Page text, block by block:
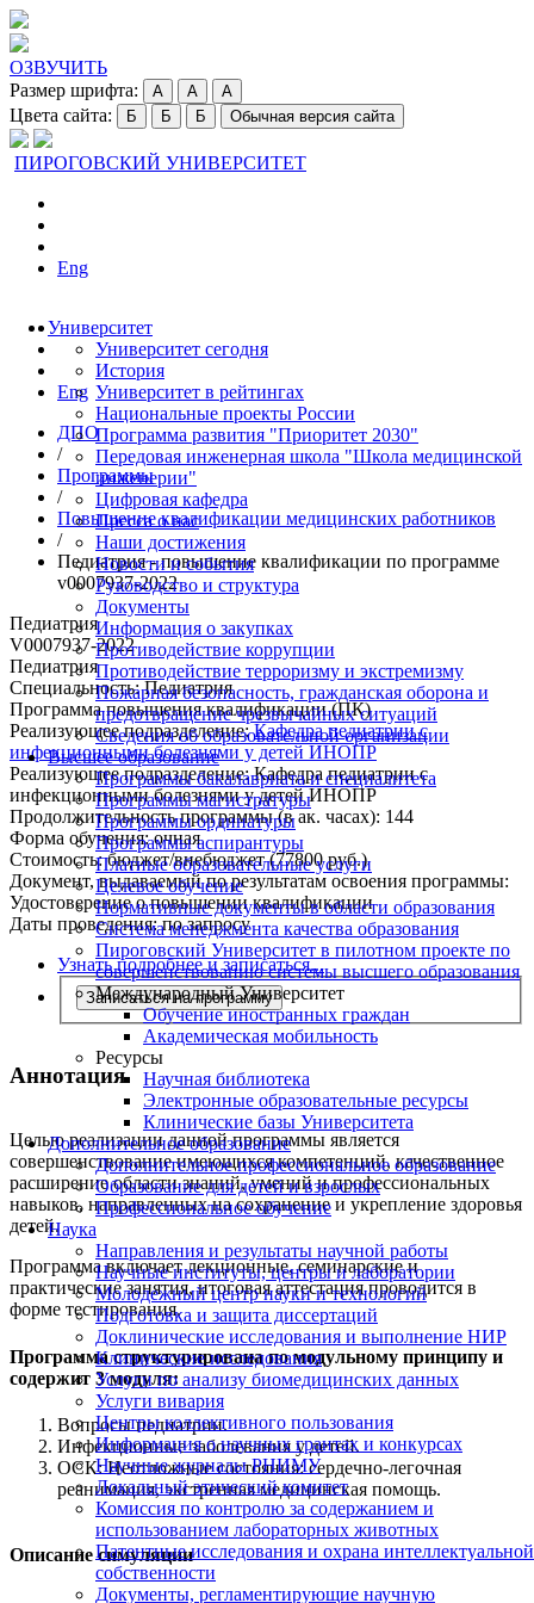
ОЗВУЧИТЬ
Размер шрифта:
A A A
Цвета сайта: Б Б Б Обычная версия сайта
ПИРОГОВСКИЙ УНИВЕРСИТЕТ
Eng
Университет
Университет сегодня
История
Университет в рейтингах
Национальные проекты России
Программа развития "Приоритет 2030"
Передовая инженерная школа "Школа медицинской
инженерии"
Цифровая кафедра
Пресса о нас
Наши достижения
Новости и события
Руководство и структура
Документы
Информация о закупках
Противодействие коррупции
Противодействие терроризму и экстремизму
Пожарная безопасность, гражданская оборона и
предотвращение чрезвычайных ситуаций
Сведения об образовательной организации
Высшее образование
Программы бакалавриата и специалитета
Программы магистратуры
Программы ординатуры
Программы аспирантуры
Платные образовательные услуги
Целевое обучение
Нормативные документы в области образования
Система менеджмента качества образования
Пироговский Университет в пилотном проекте по
совершенствованию системы высшего образования
Международный Университет
Обучение иностранных граждан
Академическая мобильность
Ресурсы
Научная библиотека
Электронные образовательные ресурсы
Клинические базы Университета
Дополнительное образование
Дополнительное профессиональное образование
Образование для детей и взрослых
Профессиональное обучение
Наука
Направления и результаты научной работы
Научные институты, центры и лаборатории
Молодежный центр науки и технологий
Подготовка и защита диссертаций
Доклинические исследования и выполнение НИР
Клинические исследования
Услуги по анализу биомедицинских данных
Услуги вивария
Центры коллективного пользования
Информация о научных грантах и конкурсах
Научные журналы РНИМУ
Локальный этический комитет
Комиссия по контролю за содержанием и
использованием лабораторных животных
Патентные исследования и охрана интеллектуальной
собственности
Документы, регламентирующие научную
Eng
ДПО
/
Программы
/
Повышение квалификации медицинских работников
/
Педиатрия - повышение квалификации по программе
v0007937-2022
Педиатрия
V0007937-2022
Педиатрия
Специальность:Педиатрия
Программа повышения квалификации (ПК)
Реализующее подразделение:Кафедра педиатрии с
инфекционными болезнями у детей ИНОПР
Реализующее подразделение:Кафедра педиатрии с
инфекционными болезнями у детей ИНОПР
Продолжительность программы (в ак. часах): 144
Форма обучения:очная
Стоимость:бюджет/внебюджет (77800 руб.)
Документ, выдаваемый по результатам освоения программы:
Удостоверение о повышении квалификации
Даты проведения:по запросу
Узнать подробнее и записаться...
Записаться на программу
Аннотация
Целью реализации данной программы является
совершенствование имеющихся компетенций, качественное
расширение области знаний, умений и профессиональных
навыков, направленных на сохранение и укрепление здоровья
детей.
Программа включает лекционные, семинарские и
практические занятия, итоговая аттестация проводится в
форме тестирования.
Программа структурирована по модульному принципу и
содержит 3 модуля:
Вопросы педиатрии.
Инфекционные заболевания у детей.
ОСК: Неотложные состояния: сердечно-легочная
реанимация, экстренная медицинская помощь.
Описание симуляции